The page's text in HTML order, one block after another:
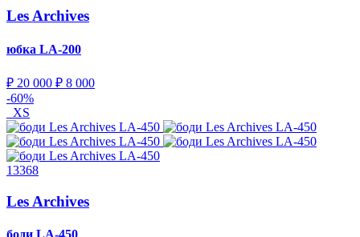
Les Archives
юбка LA-200
₽ 20 000 ₽ 8 000
-60%
XS
13368
Les Archives
боди LA-450